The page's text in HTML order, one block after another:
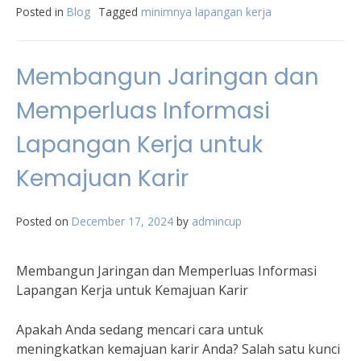
Posted in Blog Tagged minimnya lapangan kerja
Membangun Jaringan dan
Memperluas Informasi
Lapangan Kerja untuk
Kemajuan Karir
Posted on December 17, 2024 by admincup
Membangun Jaringan dan Memperluas Informasi
Lapangan Kerja untuk Kemajuan Karir
Apakah Anda sedang mencari cara untuk
meningkatkan kemajuan karir Anda? Salah satu kunci